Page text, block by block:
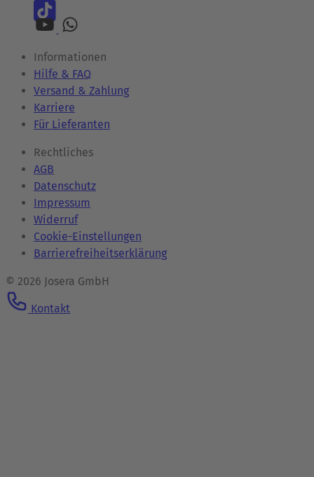
Informationen
Hilfe & FAQ
Versand & Zahlung
Karriere
Für Lieferanten
Rechtliches
AGB
Datenschutz
Impressum
Widerruf
Cookie-Einstellungen
Barrierefreiheitserklärung
© 2026 Josera GmbH
Kontakt